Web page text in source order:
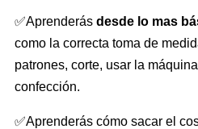
✅Aprenderás desde lo mas
como la correcta toma de
patrones, corte, usar la
confección.
✅Aprenderás cómo sacar el